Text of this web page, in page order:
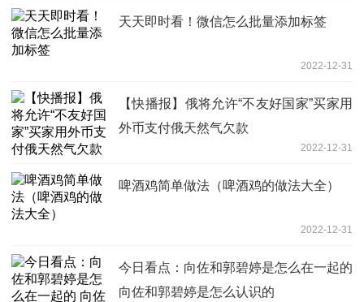
天天即时看！微信怎么批量添加标签
2022-12-31
【快播报】俄将允许“不友好国家”买家用
外币支付俄天然气欠款
2022-12-31
啤酒鸡简单做法（啤酒鸡的做法大全）
2022-12-31
今日看点：向佐和郭碧婷是怎么在一起的
向佐和郭碧婷是怎么认识的